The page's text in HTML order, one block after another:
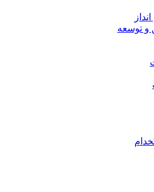
و توسعه